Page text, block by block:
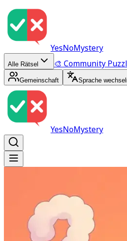
YesNoMystery
Alle Rätsel 🎨 Community
Gemeinschaft Sprache
YesNoMystery